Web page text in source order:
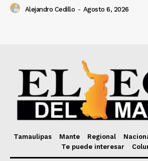
Alejandro Cedillo - Agosto 6, 2026
Tamaulipas Mante Regional
Te puede interesar